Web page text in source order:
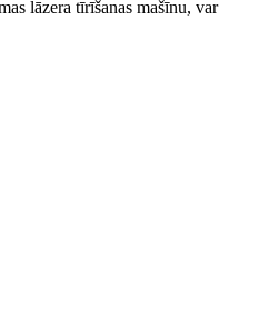
lāzera tīrīšanas mašīnu, var